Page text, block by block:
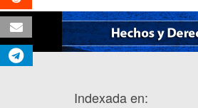
Indexada en: